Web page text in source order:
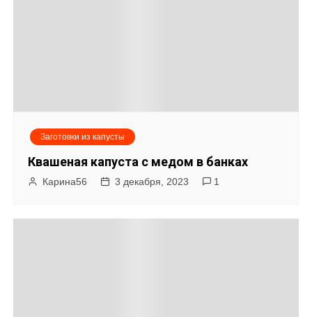
Заготовки из капусты
Квашеная капуста с медом в банках
Карина56 3 декабря, 2023 1